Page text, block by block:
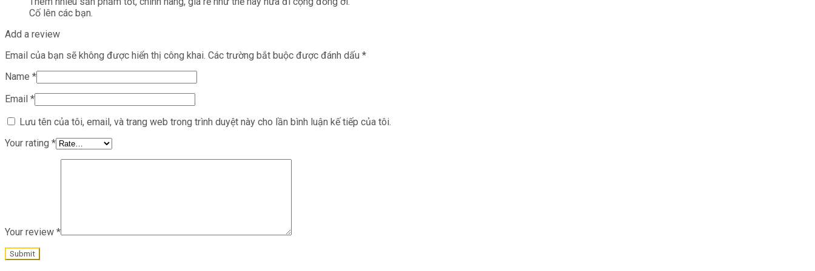
Cố lên các bạn.
Add a review
Email của bạn sẽ không được hiển thị công khai. Các trường bắt buộc được đánh dấu *
Name *
Email *
Lưu tên của tôi, email, và trang web trong trình duyệt này cho lần bình luận kế tiếp của tôi.
Your rating *
Your review *